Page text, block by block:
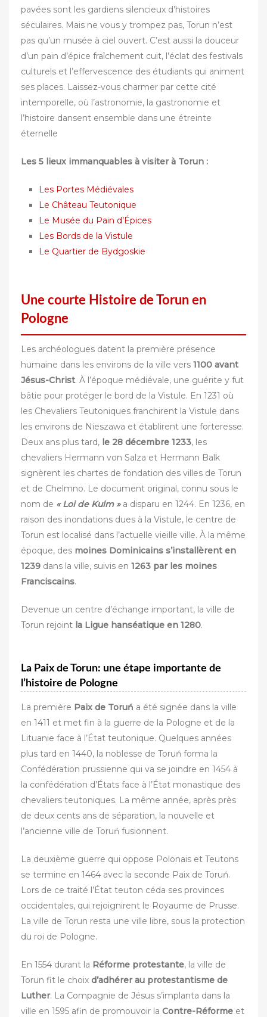
pavées sont les gardiens silencieux d’histoires
séculaires. Mais ne vous y trompez pas, Torun n’est
pas qu’un musée à ciel ouvert. C’est aussi la douceur
d’un pain d’épice fraîchement cuit, l’éclat des festivals
culturels et l’effervescence des étudiants qui animent
ses places. Laissez-vous charmer par cette cité
intemporelle, où l’astronomie, la gastronomie et
l’histoire dansent ensemble dans une étreinte
éternelle
Les 5 lieux immanquables à visiter à Torun :
Les Portes Médiévales
Le Château Teutonique
Le Musée du Pain d’Épices
Les Bords de la Vistule
Le Quartier de Bydgoskie
Une courte Histoire de Torun en
Pologne
Les archéologues datent la première présence
humaine dans les environs de la ville vers 1100 avant
Jésus-Christ. À l’époque médiévale, une guérite y fut
bâtie pour protéger le bord de la Vistule. En 1231 où
les Chevaliers Teutoniques franchirent la Vistule dans
les environs de Nieszawa et établirent une forteresse.
Deux ans plus tard, le 28 décembre 1233, les
chevaliers Hermann von Salza et Hermann Balk
signèrent les chartes de fondation des villes de Torun
et de Chelmno. Le document original, connu sous le
nom de « Loi de Kulm » a disparu en 1244. En 1236, en
raison des inondations dues à la Vistule, le centre de
Torun est localisé dans l’actuelle vieille ville. À la même
époque, des moines Dominicains s’installèrent en
1239 dans la ville, suivis en 1263 par les moines
Franciscains.
Devenue un centre d’échange important, la ville de
Torun rejoint la Ligue hanséatique en 1280.
La Paix de Torun: une étape importante de
l’histoire de Pologne
La première Paix de Toruń a été signée dans la ville
en 1411 et met fin à la guerre de la Pologne et de la
Lituanie face à l’État teutonique. Quelques années
plus tard en 1440, la noblesse de Toruń forma la
Confédération prussienne qui va se joindre en 1454 à
la confédération d’États face à l’État monastique des
chevaliers teutoniques. La même année, après près
de deux cents ans de séparation, la nouvelle et
l’ancienne ville de Toruń fusionnent.
La deuxième guerre qui oppose Polonais et Teutons
se termine en 1464 avec la seconde Paix de Toruń.
Lors de ce traité l’État teuton céda ses provinces
occidentales, qui rejoignirent le Royaume de Prusse.
La ville de Torun resta une ville libre, sous la protection
du roi de Pologne.
En 1554 durant la Réforme protestante, la ville de
Torun fit le choix d’adhérer au protestantisme de
Luther. La Compagnie de Jésus s’implanta dans la
ville en 1595 afin de promouvoir la Contre-Réforme et